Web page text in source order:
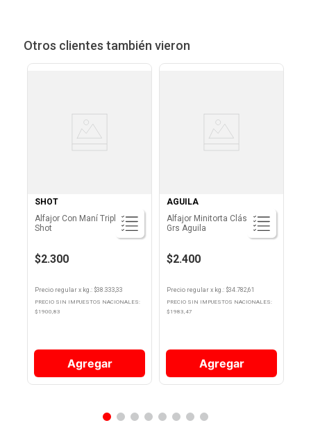
Otros clientes también vieron
SHOT
Alfajor Con Maní Triple 60 Gr
Shot
$2.300
Precio regular x kg.: $38.333,33
PRECIO SIN IMPUESTOS NACIONALES:
$ 1900,83
Agregar
AGUILA
Alfajor Minitorta Clásica 69
Grs Aguila
$2.400
Precio regular x kg.: $34.782,61
PRECIO SIN IMPUESTOS NACIONALES:
$ 1983,47
Agregar